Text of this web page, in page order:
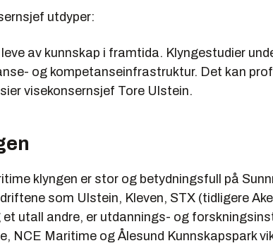
utdyper:
leve av kunnskap i framtida. Klyngestudier
og kompetanseinfrastruktur. Det kan
visekonsernsjef Tore Ulstein.
klyngen er stor og betydningsfull på
som Ulstein, Kleven, STX (tidligere
et utall andre, er utdannings- og
NCE Maritime og Ålesund Kunnskapspark